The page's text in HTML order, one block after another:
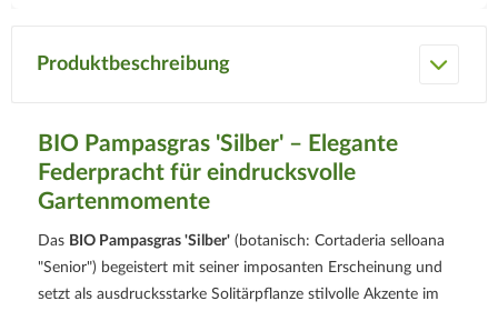
Produktbeschreibung
BIO Pampasgras 'Silber' – Elegante
Federpracht für eindrucksvolle
Gartenmomente
Das BIO Pampasgras 'Silber' (botanisch: Cortaderia selloana
"Senior") begeistert mit seiner imposanten Erscheinung und
setzt als ausdrucksstarke Solitärpflanze stilvolle Akzente im